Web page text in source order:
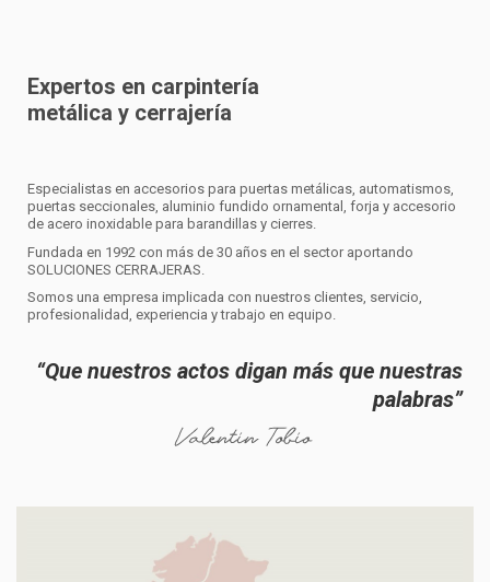
Expertos en carpintería
metálica y cerrajería
Especialistas en accesorios para puertas metálicas, automatismos,
puertas seccionales, aluminio fundido ornamental, forja y accesorio
de acero inoxidable para barandillas y cierres.
Fundada en 1992 con más de 30 años en el sector aportando
SOLUCIONES CERRAJERAS.
Somos una empresa implicada con nuestros clientes, servicio,
profesionalidad, experiencia y trabajo en equipo.
“Que nuestros actos digan más que nuestras
palabras”